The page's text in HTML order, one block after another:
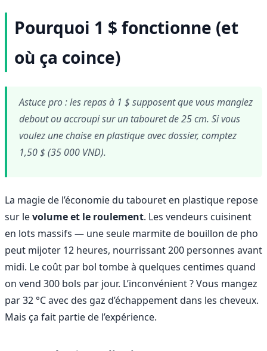
Pourquoi 1 $ fonctionne (et
où ça coince)
Astuce pro : les repas à 1 $ supposent que vous mangiez
debout ou accroupi sur un tabouret de 25 cm. Si vous
voulez une chaise en plastique avec dossier, comptez
1,50 $ (35 000 VND).
La magie de l’économie du tabouret en plastique repose
sur levolume et le roulement. Les vendeurs cuisinent
en lots massifs — une seule marmite de bouillon de pho
peut mijoter 12 heures, nourrissant 200 personnes avant
midi. Le coût par bol tombe à quelques centimes quand
on vend 300 bols par jour. L’inconvénient ? Vous mangez
par 32 °C avec des gaz d’échappement dans les cheveux.
Mais ça fait partie de l’expérience.